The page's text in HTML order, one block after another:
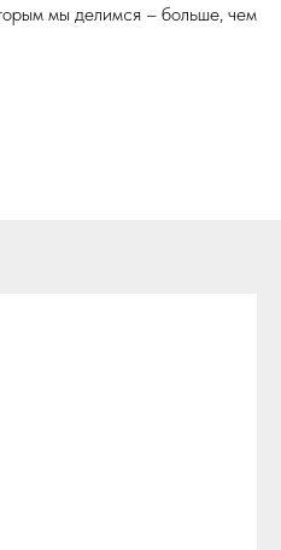
мы делимся – больше, чем